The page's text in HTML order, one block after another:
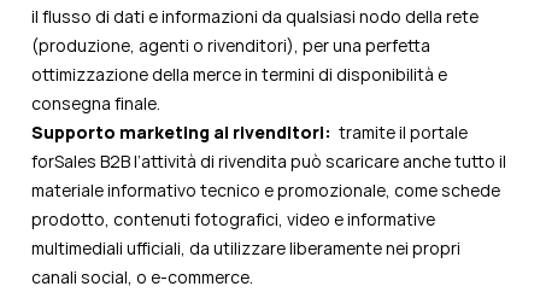
il flusso di dati e informazioni da qualsiasi nodo della rete
(produzione, agenti o rivenditori), per una perfetta
ottimizzazione della merce in termini di disponibilità e
consegna finale.
Supporto marketing ai rivenditori: tramite il portale
forSales B2B l’attività di rivendita può scaricare anche tutto il
materiale informativo tecnico e promozionale, come schede
prodotto, contenuti fotografici, video e informative
multimediali ufficiali, da utilizzare liberamente nei propri
canali social, o e-commerce.